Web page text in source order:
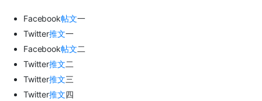
Facebook帖文一
Twitter推文一
Facebook帖文二
Twitter推文二
Twitter推文三
Twitter推文四